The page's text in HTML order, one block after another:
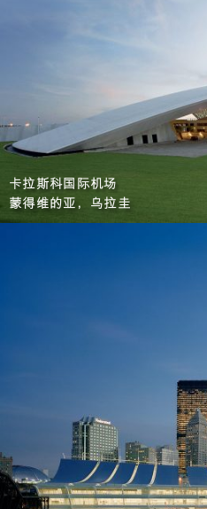
卡拉斯科国际机场
蒙得维的亚，乌拉圭